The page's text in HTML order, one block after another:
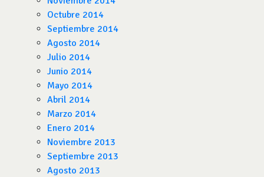
Octubre 2014
Septiembre 2014
Agosto 2014
Julio 2014
Junio 2014
Mayo 2014
Abril 2014
Marzo 2014
Enero 2014
Noviembre 2013
Septiembre 2013
Agosto 2013